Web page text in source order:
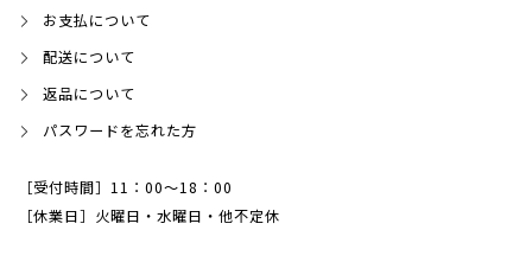
お支払について
配送について
返品について
パスワードを忘れた方
［受付時間］11：00～18：00
［休業日］火曜日・水曜日・他不定休